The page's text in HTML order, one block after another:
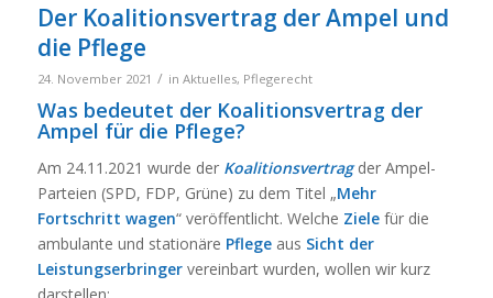
Der Koalitionsvertrag der Ampel und
die Pflege
24. November 2021 / in Aktuelles, Pflegerecht
Was bedeutet der Koalitionsvertrag der
Ampel für die Pflege?
Am 24.11.2021 wurde der Koalitionsvertrag der Ampel-
Parteien (SPD, FDP, Grüne) zu dem Titel „Mehr
Fortschritt wagen“ veröffentlicht. Welche Zielefür die
ambulante und stationäre Pflegeaus Sicht der
Leistungserbringervereinbart wurden, wollen wir kurz
darstellen: